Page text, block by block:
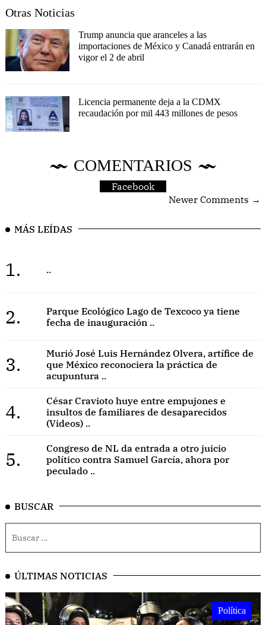
Otras Noticias
Trump anuncia que aranceles a las
importaciones de México y Canadá entrarán en
vigor el 2 de abril
Licencia permanente deja a la CDMX
recaudación por mil 443 millones de pesos
COMENTARIOS
Facebook
Newer Comments →
MÁS LEÍDAS
1. ..
2.
Parque Ecológico Lago de Texcoco ya tiene
fecha de inauguración ..
3.
Murió José Luis Hernández Olvera, artífice de
que México reconociera la práctica de
acupuntura ..
4.
César Cravioto huye entre empujones e
insultos de familiares de desaparecidos
(Videos) ..
5.
Congreso de NL da entrada a otro juicio
político contra Samuel García, ahora por
peculado ..
BUSCAR
ÚLTIMAS NOTICIAS
Política